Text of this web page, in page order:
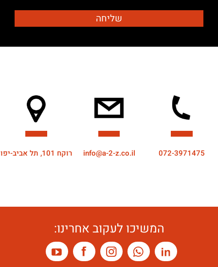
072-3971475
info@a-2-z.co.il רוקח 101, תל אביב-יפו
המשיכו לעקוב אחרינו: